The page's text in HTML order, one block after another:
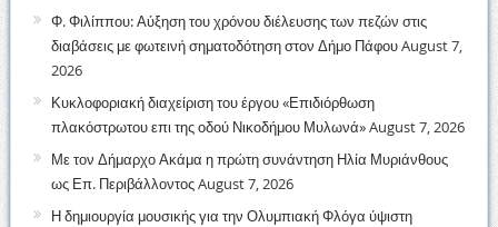
Φ. Φιλίππου: Αύξηση του χρόνου διέλευσης των πεζών στις
διαβάσεις με φωτεινή σηματοδότηση στον Δήμο ΠάφουAugust 7,
2026
Κυκλοφοριακή διαχείριση του έργου «Επιδιόρθωση
πλακόστρωτου επι της οδού Νικοδήμου Μυλωνά»August 7, 2026
Με τον Δήμαρχο Ακάμα η πρώτη συνάντηση Ηλία Μυριάνθους
ως Επ. ΠεριβάλλοντοςAugust 7, 2026
Η δημιουργία μουσικής για την Ολυμπιακή Φλόγα ύψιστη